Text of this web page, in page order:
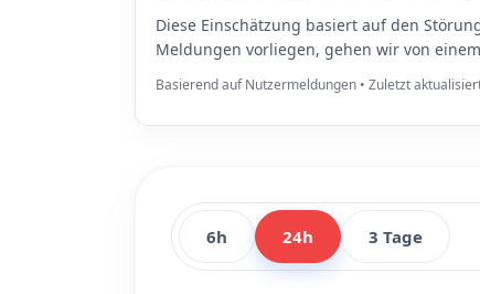
Diese Einschätzung basiert auf den
Meldungen vorliegen, gehen wir von
Basierend auf Nutzermeldungen • Zuletzt
6h 24h 3 Tage